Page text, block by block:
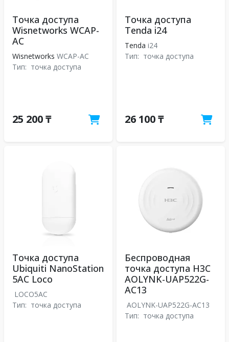
Точка доступа
Wisnetworks WCAP-
AC
Wisnetworks WCAP-AC
Тип: точка доступа
25 200 ₸
Точка доступа
Tenda i24
Tenda i24
Тип: точка доступа
26 100 ₸
Точка доступа
Ubiquiti NanoStation
5AC Loco
LOCO5AC
Тип: точка доступа
Беспроводная
точка доступа H3C
AOLYNK-UAP522G-
AC13
AOLYNK-UAP522G-AC13
Тип: точка доступа